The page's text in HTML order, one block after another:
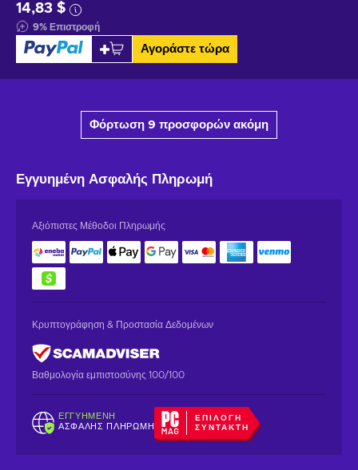
14,83 $
9% Επιστροφή
Αγοράστε τώρα
Φόρτωση 9 προσφορών ακόμη
Εγγυημένη Ασφαλής Πληρωμή
Αξιόπιστες Μέθοδοι Πληρωμής
Κρυπτογράφηση & Προστασία Δεδομένων
Βαθμολογία εμπιστοσύνης 100/100
ΕΓΓΥΗΜΈΝΗ
ΑΣΦΑΛΉΣ ΠΛΗΡΩΜΉ
ΕΠΙΛΟΓΉ
ΣΥΝΤΆΚΤΗ